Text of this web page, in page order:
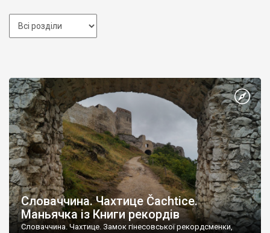
Словаччина. Чахтице Čachtice.
Маньячка із Книги рекордів
Словаччина. Чахтице. Замок гінесовської рекордсменки,